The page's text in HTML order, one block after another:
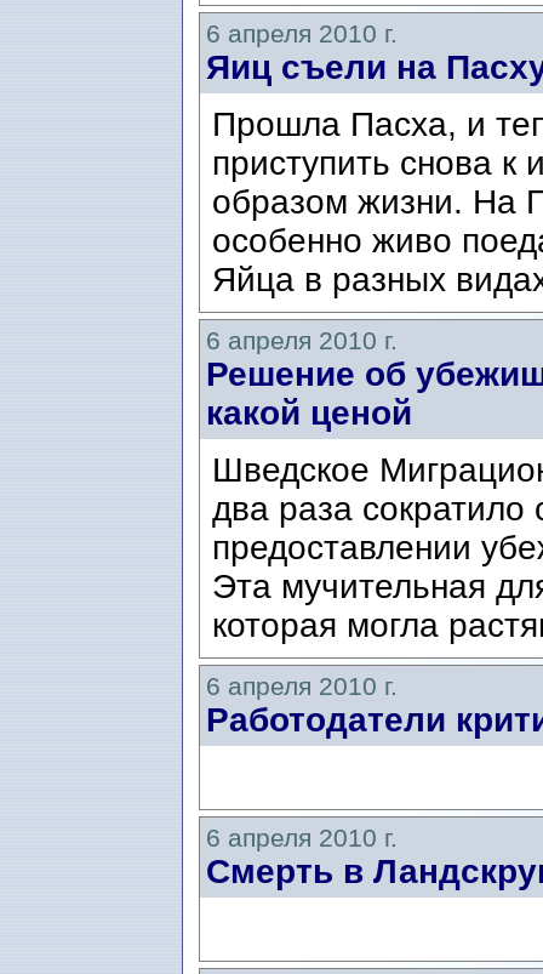
6 апреля 2010 г.
Яиц съели на
Прошла Пасха, и
приступить снова к
образом жизни. На
особенно живо
Яйца в разных
6 апреля 2010 г.
Решение об
какой ценой
Шведское
два раза сократило
предоставлении
Эта мучительная
которая могла
6 апреля 2010 г.
Работодатели
6 апреля 2010 г.
Смерть в